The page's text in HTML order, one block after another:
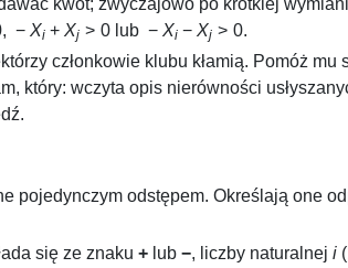
, − Xi + Xj > 0 lub − Xi − Xj > 0.
członkowie klubu kłamią. Pomóż mu
który: wczyta opis nierówności
pojedynczym odstępem. Określają one
się ze znaku + lub −, liczby naturalnej i (